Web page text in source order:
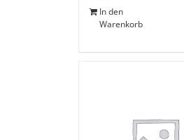
In den
Warenkorb